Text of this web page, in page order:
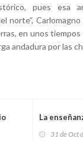
pues esa
norte”,
en unos tiempos
andadura por las
La
31 de Oct